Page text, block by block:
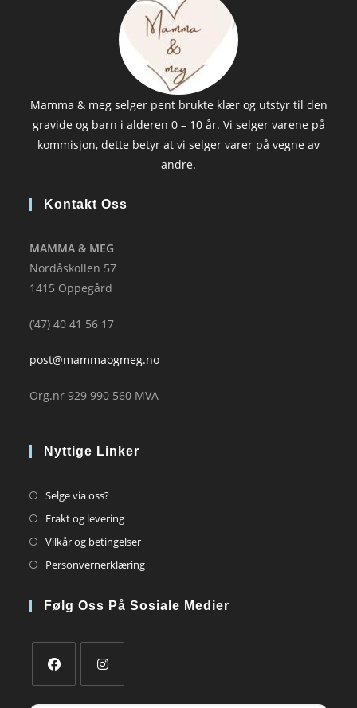
Mamma & meg selger pent brukte klær og utstyr til den
gravide og barn i alderen 0 – 10 år. Vi selger varene på
kommisjon, dette betyr at vi selger varer på vegne av
andre.
Kontakt Oss
MAMMA & MEG
Nordåskollen 57
1415 Oppegård
(’47) 40 41 56 17
post@mammaogmeg.no
Org.nr 929 990 560 MVA
Nyttige Linker
Selge via oss?Opens
in
tab
Frakt og leveringOpens
in
tab
Vilkår og betingelserOpens
in
new
PersonvernerklæringOpens
a
Følg Oss På Sosiale Medier